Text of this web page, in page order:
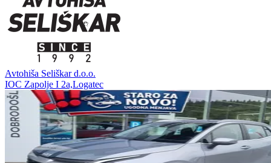
Avtohiša Seliškar d.o.o.
IOC Zapolje I 2a,Logatec